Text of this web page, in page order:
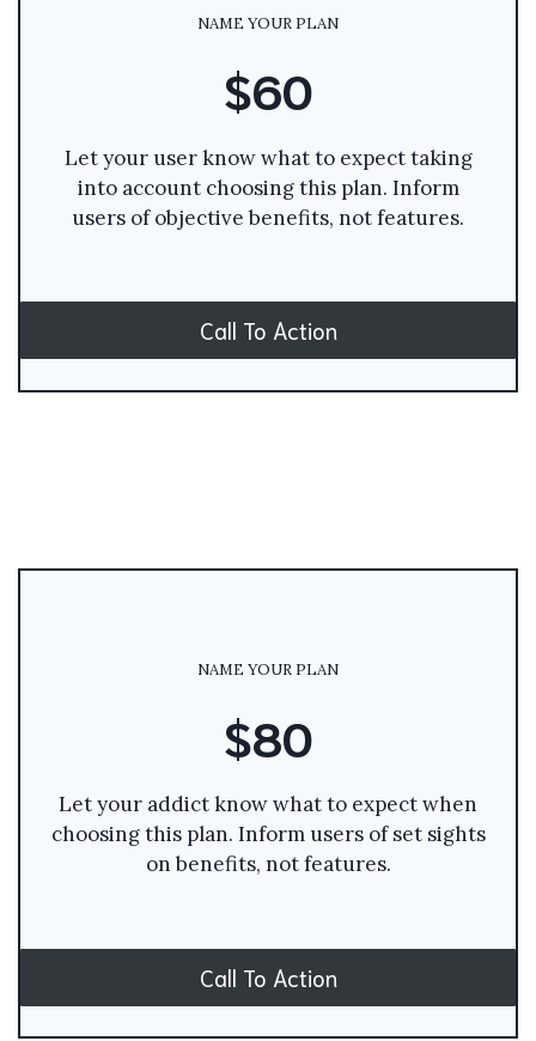
NAME YOUR PLAN
$60
Let your user know what to expect taking
into account choosing this plan. Inform
users of objective benefits, not features.
Call To Action
NAME YOUR PLAN
$80
Let your addict know what to expect when
choosing this plan. Inform users of set sights
on benefits, not features.
Call To Action